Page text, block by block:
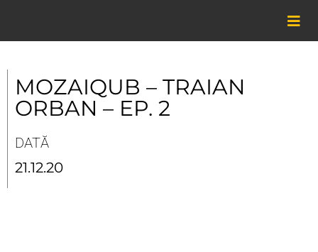
content
MOZAIQUB – TRAIAN
ORBAN – EP. 2
DATĂ
21.12.20